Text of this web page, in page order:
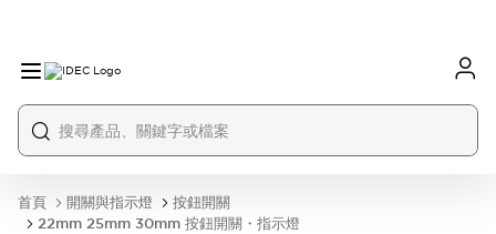
首頁 開關與指示燈
按鈕開關
22mm 25mm 30mm 按鈕開關・指示燈